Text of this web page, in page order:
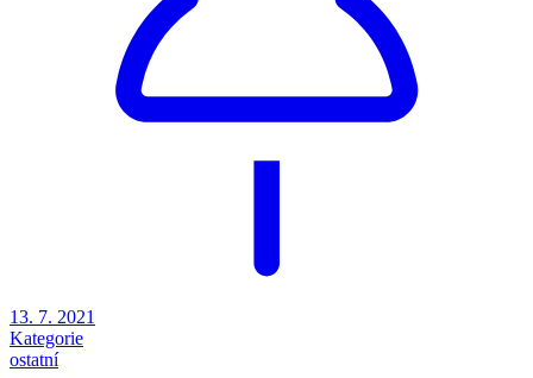
13. 7. 2021
Kategorie
ostatní